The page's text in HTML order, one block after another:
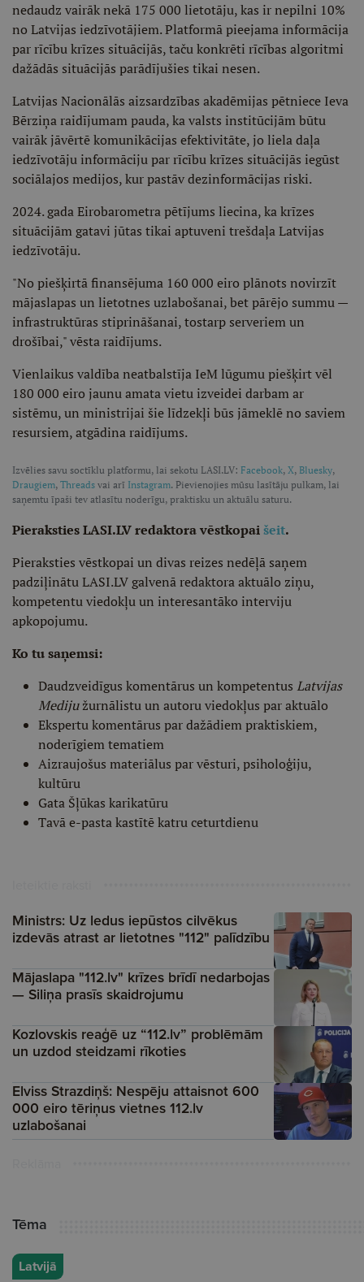
nedaudz vairāk nekā 175 000 lietotāju, kas ir nepilni 10%
no Latvijas iedzīvotājiem. Platformā pieejama informācija
par rīcību krīzes situācijās, taču konkrēti rīcības algoritmi
dažādās situācijās parādījušies tikai nesen.
Latvijas Nacionālās aizsardzības akadēmijas pētniece Ieva
Bērziņa raidījumam pauda, ka valsts institūcijām būtu
vairāk jāvērtē komunikācijas efektivitāte, jo liela daļa
iedzīvotāju informāciju par rīcību krīzes situācijās iegūst
sociālajos medijos, kur pastāv dezinformācijas riski.
2024. gada Eirobarometra pētījums liecina, ka krīzes
situācijām gatavi jūtas tikai aptuveni trešdaļa Latvijas
iedzīvotāju.
"No piešķirtā finansējuma 160 000 eiro plānots novirzīt
mājaslapas un lietotnes uzlabošanai, bet pārējo summu —
infrastruktūras stiprināšanai, tostarp serveriem un
drošībai," vēsta raidījums.
Vienlaikus valdība neatbalstīja IeM lūgumu piešķirt vēl
180 000 eiro jaunu amata vietu izveidei darbam ar
sistēmu, un ministrijai šie līdzekļi būs jāmeklē no saviem
resursiem, atgādina raidījums.
Izvēlies savu soctīklu platformu, lai sekotu LASI.LV: Facebook, X, Bluesky,
Draugiem, Threads vai arī Instagram. Pievienojies mūsu lasītāju pulkam, lai
saņemtu īpaši tev atlasītu noderīgu, praktisku un aktuālu saturu.
Pieraksties LASI.LV redaktora vēstkopaišeit.
Pieraksties vēstkopai un divas reizes nedēļā saņem
padziļinātu LASI.LV galvenā redaktora aktuālo ziņu,
kompetentu viedokļu un interesantāko interviju
apkopojumu.
Ko tu saņemsi:
Daudzveidīgus komentārus un kompetentus Latvijas
Medijužurnālistu un autoru viedokļus par aktuālo
Ekspertu komentārus par dažādiem praktiskiem,
noderīgiem tematiem
Aizraujošus materiālus par vēsturi, psiholoģiju,
kultūru
Gata Šļūkas karikatūru
Tavā e-pasta kastītē katru ceturtdienu
Ministrs: Uz ledus iepūstos cilvēkus
izdevās atrast ar lietotnes "112" palīdzību
Mājaslapa "112.lv" krīzes brīdī nedarbojas
— Siliņa prasīs skaidrojumu
Kozlovskis reaģē uz “112.lv” problēmām
un uzdod steidzami rīkoties
Elviss Strazdiņš: Nespēju attaisnot 600
000 eiro tēriņus vietnes 112.lv
uzlabošanai
Tēma
Latvijā